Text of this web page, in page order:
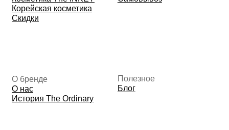
ИНН: 370305605701
ОГРНИП:
325508100410286